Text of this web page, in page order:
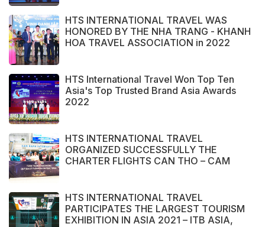
HTS INTERNATIONAL TRAVEL WAS
HONORED BY THE NHA TRANG - KHANH
HOA TRAVEL ASSOCIATION in 2022
HTS International Travel Won Top Ten
Asia's Top Trusted Brand Asia Awards
2022
HTS INTERNATIONAL TRAVEL
ORGANIZED SUCCESSFULLY THE
CHARTER FLIGHTS CAN THO – CAM
HTS INTERNATIONAL TRAVEL
PARTICIPATES THE LARGEST TOURISM
EXHIBITION IN ASIA 2021 – ITB ASIA,